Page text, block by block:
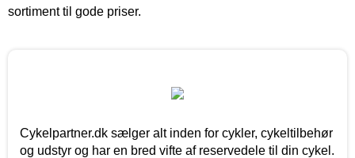
sortiment til gode priser.
Cykelpartner.dk sælger alt inden for cykler, cykeltilbehør
og udstyr og har en bred vifte af reservedele til din cykel.